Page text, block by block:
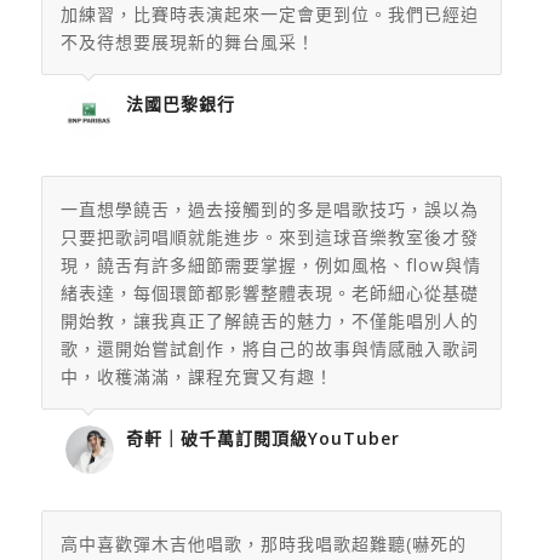
加練習， 比賽時表演起來一定會更到位。 我們已經迫
不及待想要展現新的舞台風采！
法國巴黎銀行
一直想學饒舌，過去接觸到的多是唱歌技巧，誤以為
只要把歌詞唱順就能進步。來到這球音樂教室後才發
現，饒舌有許多細節需要掌握，例如風格、flow與情
緒表達，每個環節都影響整體表現。老師細心從基礎
開始教，讓我真正了解饒舌的魅力，不僅能唱別人的
歌，還開始嘗試創作，將自己的故事與情感融入歌詞
中，收穫滿滿，課程充實又有趣！
奇軒｜破千萬訂閱頂級YouTuber
高中喜歡彈木吉他唱歌，那時我唱歌超難聽(嚇死的